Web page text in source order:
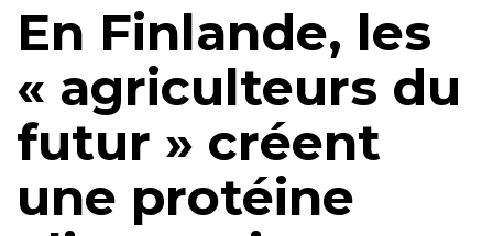
En Finlande, les
« agriculteurs du
futur » créent
une protéine